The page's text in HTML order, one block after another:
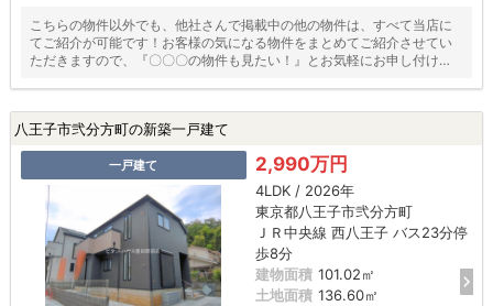
こちらの物件以外でも、他社さんで掲載中の他の物件は、すべて当店に
てご紹介が可能です！お客様の気になる物件をまとめてご紹介させてい
ただきますので、『〇〇〇の物件も見たい！』とお気軽にお申し付けく
八王子市弐分方町の新築一戸建て
一戸建て 2,990万円
4LDK / 2026年
東京都八王子市弐分方町
ＪＲ中央線 西八王子 バス23分停
歩8分
建物面積 101.02㎡
土地面積 136.60㎡